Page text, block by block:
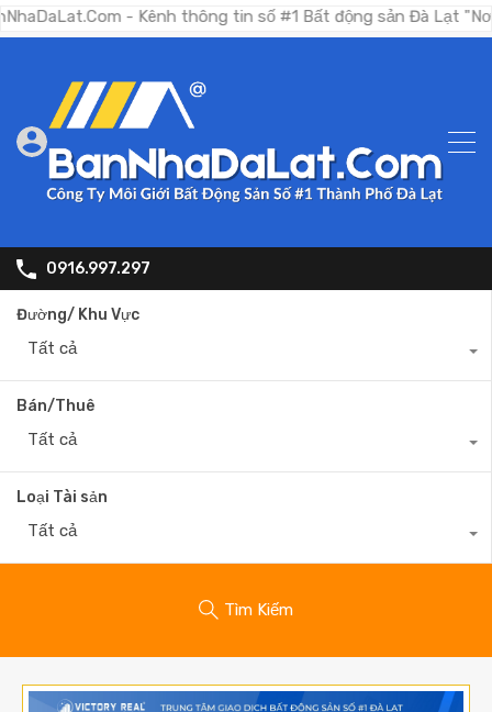
- Kênh thông tin số #1 Bất động sản Đà Lạt "Nơi bạn
0916.997.297
Đường/ Khu Vực
Tất cả
Bán/Thuê
Tất cả
Loại Tài sản
Tất cả
Tìm Kiếm